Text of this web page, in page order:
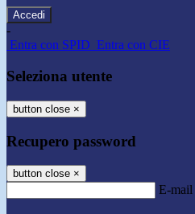
-
Entra con SPID Entra con CIE
Seleziona utente
button close ×
Recupero password
button close ×
E-mail